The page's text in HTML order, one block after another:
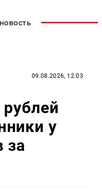
09.08.2026, 12:03
у
за